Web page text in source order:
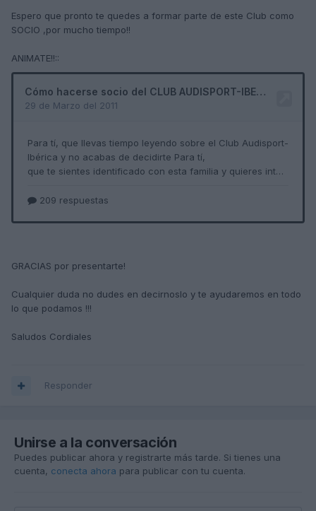
Espero que pronto te quedes a formar parte de este Club como
SOCIO ,por mucho tiempo!!
ANIMATE!!::
GRACIAS por presentarte!
Cualquier duda no dudes en decirnoslo y te ayudaremos en todo
lo que podamos !!!
Saludos Cordiales
Responder
Unirse a la conversación
Puedes publicar ahora y registrarte más tarde. Si tienes una
cuenta, conecta ahora para publicar con tu cuenta.